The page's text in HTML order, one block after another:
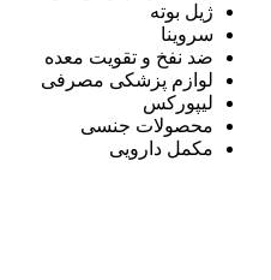
ژیل بوته
سروینا
ضد نفخ و تقویت معده
لوازم پزشکی مصرفی
لیپورکس
محصولات جنسی
مکمل دارویی